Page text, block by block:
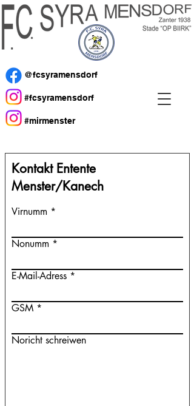
@fcsyramensdorf
#fcsyramensdorf
#mirmenster
Kontakt Entente
Menster/Kanech
Virnumm
Nonumm
E-Mail-Adress
GSM
Noricht schreiwen